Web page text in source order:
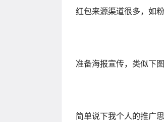
红包来源渠道很多，如
准备海报宣传，类似下
简单说下我个人的推广思